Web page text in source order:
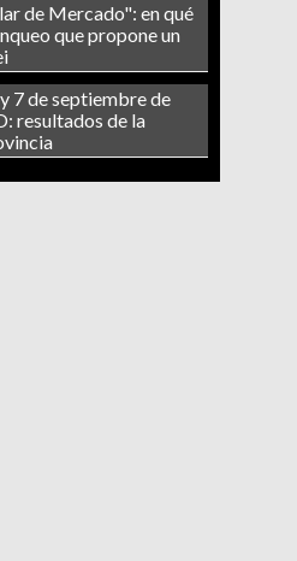
de Mercado": en qué
que propone un
7 de septiembre de
resultados de la